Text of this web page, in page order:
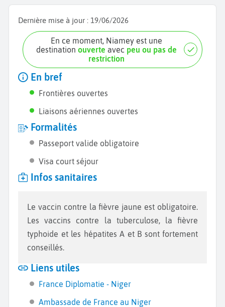
Dernière mise à jour : 19/06/2026
En ce moment, Niamey est une
destinationouverte avec peu ou pas de
restriction
En bref
Frontières ouvertes
Liaisons aériennes ouvertes
Formalités
Passeport valide obligatoire
Visa court séjour
Infos sanitaires
Le vaccin contre la fièvre jaune est obligatoire.
Les vaccins contre la tuberculose, la fièvre
typhoide et les hépatites A et B sont fortement
conseillés.
Liens utiles
France Diplomatie - Niger
Ambassade de France au Niger